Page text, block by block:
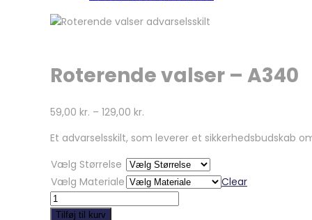
Roterende valser – A340
59,00 kr. – 129,00 kr.
Et advarselsskilt, som leverer et sikkerhedsbudskab
Vælg Størrelse
Vælg Materiale
Clear
Roterende
valser
Tilføj til kurv